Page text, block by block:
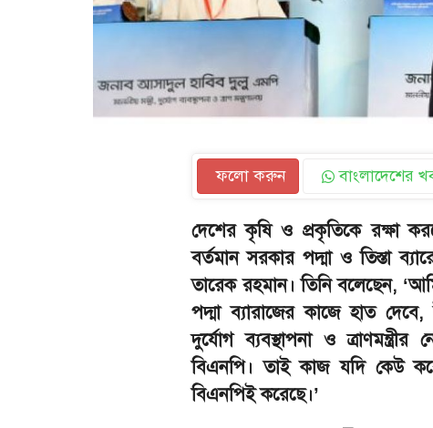
ফলো করুন বাংলাদেশের
দেশের কৃষি ও প্রকৃতিকে রক্ষা
বর্তমান সরকার পদ্মা ও তিস্তা
তারেক রহমান। তিনি বলেছেন,
পদ্মা ব্যারাজের কাজে হাত
দুর্যোগ ব্যবস্থাপনা ও
বিএনপি। তাই কাজ যদি কেউ
বিএনপিই করেছে।’